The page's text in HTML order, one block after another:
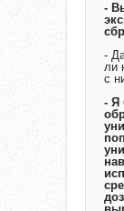
-
-
ли
с
- Я